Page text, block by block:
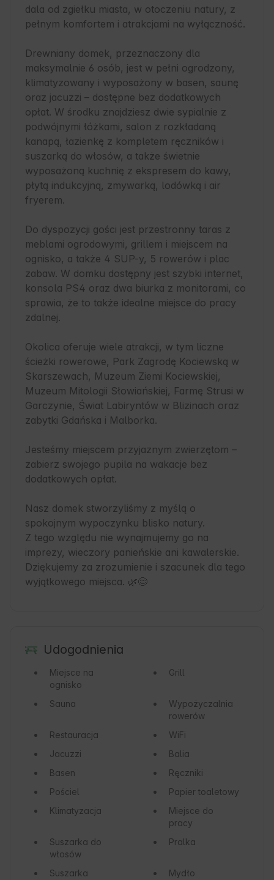
dala od zgiełku miasta, w otoczeniu natury, z
pełnym komfortem i atrakcjami na wyłączność.
Drewniany domek, przeznaczony dla
maksymalnie 6 osób, jest w pełni ogrodzony,
klimatyzowany i wyposażony w basen, saunę
oraz jacuzzi – dostępne bez dodatkowych
opłat. W środku znajdziesz dwie sypialnie z
podwójnymi łóżkami, salon z rozkładaną
kanapą, łazienkę z kompletem ręczników i
suszarką do włosów, a także świetnie
wyposażoną kuchnię z ekspresem do kawy,
płytą indukcyjną, zmywarką, lodówką i air
fryerem.
Do dyspozycji gości jest przestronny taras z
meblami ogrodowymi, grillem i miejscem na
ognisko, a także 4 SUP-y, 5 rowerów i plac
zabaw. W domku dostępny jest szybki internet,
konsola PS4 oraz dwa biurka z monitorami, co
sprawia, że to także idealne miejsce do pracy
zdalnej.
Okolica oferuje wiele atrakcji, w tym liczne
ścieżki rowerowe, Park Zagrodę Kociewską w
Skarszewach, Muzeum Ziemi Kociewskiej,
Muzeum Mitologii Słowiańskiej, Farmę Strusi w
Garczynie, Świat Labiryntów w Blizinach oraz
zabytki Gdańska i Malborka.
Jesteśmy miejscem przyjaznym zwierzętom –
zabierz swojego pupila na wakacje bez
dodatkowych opłat.
Nasz domek stworzyliśmy z myślą o
spokojnym wypoczynku blisko natury.
Z tego względu nie wynajmujemy go na
imprezy, wieczory panieńskie ani kawalerskie.
Dziękujemy za zrozumienie i szacunek dla tego
wyjątkowego miejsca. 🌿😊
Udogodnienia
Miejsce na
ognisko
Grill
Sauna
Wypożyczalnia
rowerów
Restauracja
WiFi
Jacuzzi
Balia
Basen
Ręczniki
Pościel
Papier toaletowy
Klimatyzacja
Miejsce do
pracy
Suszarka do
włosów
Pralka
Suszarka Mydło